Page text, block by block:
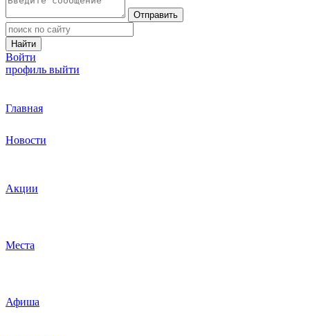
Отправить
Найти
Войти
профиль выйти
Главная
Новости
Акции
Места
Афиша